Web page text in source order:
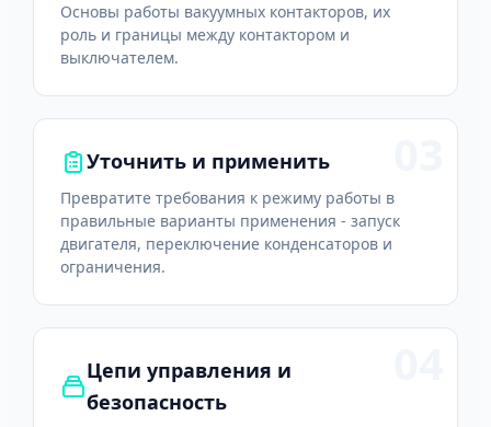
Основы работы вакуумных контакторов, их
роль и границы между контактором и
выключателем.
Уточнить и применить
Превратите требования к режиму работы в
правильные варианты применения - запуск
двигателя, переключение конденсаторов и
ограничения.
Цепи управления и
безопасность